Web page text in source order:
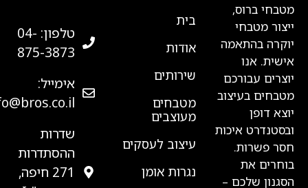
ברוס,
מטבחי
בהתאמה
אנו
עבורכם
בעיצוב
דופן
איכות
פשרות.
את
שלכם –
בית
אודות
שירותים
מטבחים
מעוצבים
עיצוב לעסקים
נגרות אומן
טלפון: 04-
875-3873‏
אימייל:
info@bros.co.il
שדרות
ההסתדרות
271 חיפה,